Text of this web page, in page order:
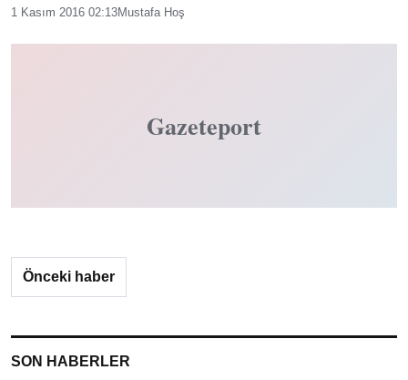
1 Kasım 2016 02:13Mustafa Hoş
Gazeteport
Önceki haber
SON HABERLER